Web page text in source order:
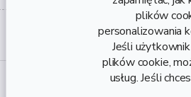
plików
personalizowania
Jeśli
plików cookie,
usług. Jeśli